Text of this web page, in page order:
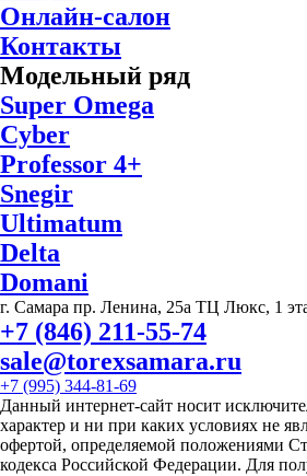
Онлайн-салон
Контакты
Модельный ряд
Super Omega
Cyber
Professor 4+
Snegir
Ultimatum
Delta
Domani
г. Самара пр. Ленина, 25а ТЦ Люкс, 1
+7 (846) 211-55-74
sale@torexsamara.ru
+7 (995) 344-81-69
Данный интернет-сайт носит
характер и ни при каких условиях не
офертой, определяемой положениями
кодекса Российской Федерации. Для